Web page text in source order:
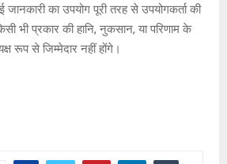
का उपयोग पूरी तरह से उपयोगकर्ता की
भी प्रकार की हानि, नुकसान, या परिणाम के
रूप से जिम्मेदार नहीं होंगे।